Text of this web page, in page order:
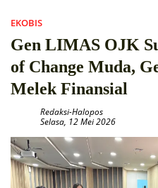
EKOBIS
Gen LIMAS OJK
of Change Muda,
Melek Finansial
Redaksi-Halopos
Selasa, 12 Mei 2026